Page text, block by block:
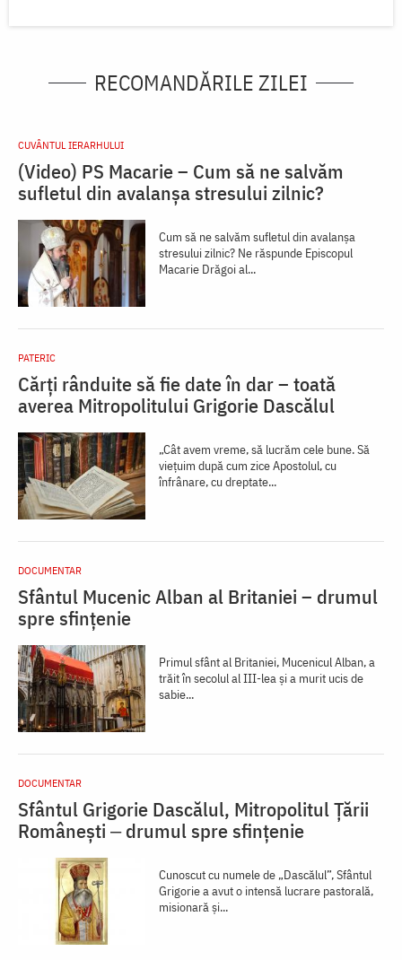
RECOMANDĂRILE ZILEI
CUVÂNTUL IERARHULUI
(Video) PS Macarie – Cum să ne salvăm
sufletul din avalanșa stresului zilnic?
Cum să ne salvăm sufletul din avalanșa
stresului zilnic? Ne răspunde Episcopul
Macarie Drăgoi al...
PATERIC
Cărți rânduite să fie date în dar – toată
averea Mitropolitului Grigorie Dascălul
„Cât avem vreme, să lucrăm cele bune. Să
vieţuim după cum zice Apostolul, cu
înfrânare, cu dreptate...
DOCUMENTAR
Sfântul Mucenic Alban al Britaniei – drumul
spre sfințenie
Primul sfânt al Britaniei, Mucenicul Alban, a
trăit în secolul al III-lea și a murit ucis de
sabie...
DOCUMENTAR
Sfântul Grigorie Dascălul, Mitropolitul Țării
Românești ‒ drumul spre sfințenie
Cunoscut cu numele de „Dascălul”, Sfântul
Grigorie a avut o intensă lucrare pastorală,
misionară și...